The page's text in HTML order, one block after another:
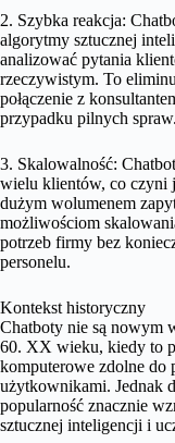
2. Szybka reakcja:
algorytmy sztucznej
analizować pytania
rzeczywistym. To
połączenie z
przypadku pilnych spraw.
3. Skalowalność:
wielu klientów, co czyni
dużym wolumenem
możliwościom
potrzeb firmy bez
personelu.
Kontekst historyczny
Chatboty nie są nowym
60. XX wieku, kiedy to
komputerowe zdolne do
użytkownikami. Jednak
popularność znacznie
sztucznej inteligencji i